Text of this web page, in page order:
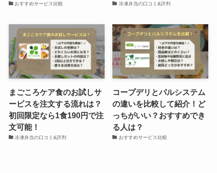
おすすめサービス比較 冷凍弁当の口コミ&評判
まごころケア食のお試しサ
ービスを注文する流れは？
初回限定なら1食190円で注
文可能！
冷凍弁当の口コミ&評判
コープデリとパルシステム
の違いを比較して紹介！ど
っちがいい？おすすめでき
る人は？
おすすめサービス比較